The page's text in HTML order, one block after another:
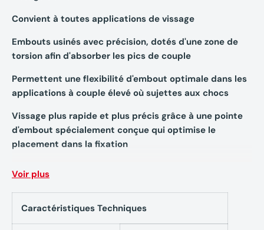
Convient à toutes applications de vissage
Embouts usinés avec précision, dotés d'une zone de
torsion afin d'absorber les pics de couple
Permettent une flexibilité d'embout optimale dans les
applications à couple élevé où sujettes aux chocs
Vissage plus rapide et plus précis grâce à une pointe
d'embout spécialement conçue qui optimise le
placement dans la fixation
têtes
Caractéristiques techniques Coffret 14 pièces
Voir plus
Caractéristiques Techniques